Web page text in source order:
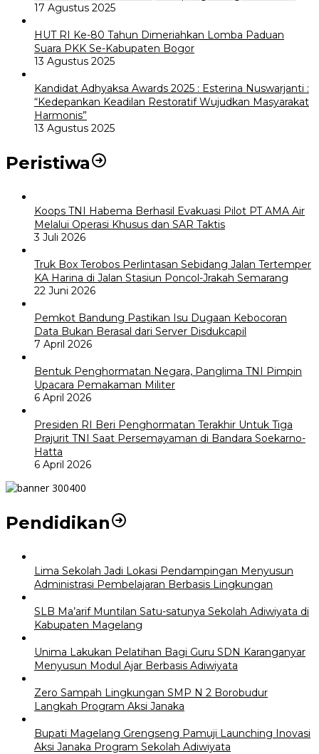
17 Agustus 2025
HUT RI Ke-80 Tahun Dimeriahkan Lomba Paduan
Suara PKK Se-Kabupaten Bogor
13 Agustus 2025
Kandidat Adhyaksa Awards 2025 : Esterina Nuswarjanti :
“Kedepankan Keadilan Restoratif Wujudkan Masyarakat
Harmonis”
13 Agustus 2025
Peristiwa
Koops TNI Habema Berhasil Evakuasi Pilot PT AMA Air
Melalui Operasi Khusus dan SAR Taktis
3 Juli 2026
Truk Box Terobos Perlintasan Sebidang Jalan Tertemper
KA Harina di Jalan Stasiun Poncol-Jrakah Semarang
22 Juni 2026
Pemkot Bandung Pastikan Isu Dugaan Kebocoran
Data Bukan Berasal dari Server Disdukcapil
7 April 2026
Bentuk Penghormatan Negara, Panglima TNI Pimpin
Upacara Pemakaman Militer
6 April 2026
Presiden RI Beri Penghormatan Terakhir Untuk Tiga
Prajurit TNI Saat Persemayaman di Bandara Soekarno-
Hatta
6 April 2026
Pendidikan
Lima Sekolah Jadi Lokasi Pendampingan Menyusun
Administrasi Pembelajaran Berbasis Lingkungan
SLB Ma’arif Muntilan Satu-satunya Sekolah Adiwiyata di
Kabupaten Magelang
Unima Lakukan Pelatihan Bagi Guru SDN Karanganyar
Menyusun Modul Ajar Berbasis Adiwiyata
Zero Sampah Lingkungan SMP N 2 Borobudur
Langkah Program Aksi Janaka
Bupati Magelang Grengseng Pamuji Launching Inovasi
Aksi Janaka Program Sekolah Adiwiyata